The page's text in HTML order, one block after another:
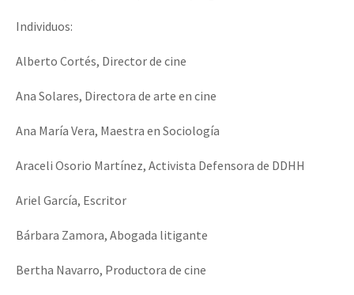
Individuos:
Alberto Cortés, Director de cine
Ana Solares, Directora de arte en cine
Ana María Vera, Maestra en Sociología
Araceli Osorio Martínez, Activista Defensora de DDHH
Ariel García, Escritor
Bárbara Zamora, Abogada litigante
Bertha Navarro, Productora de cine